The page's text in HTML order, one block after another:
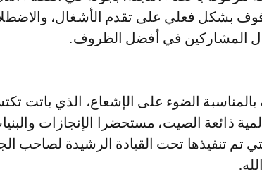
بشكل فعلي على تقدم الأشغال،
المشاركين في أفضل الظروف.
الضوء على الإشعاع، الذي باتت
ذائعة الصيت، مستحضرا الإنجازات
تم تنفيذها تحت القيادة الرشيدة لصاحب